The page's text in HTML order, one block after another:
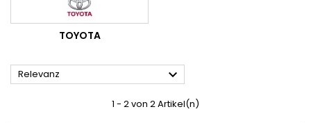
TOYOTA
Relevanz 
1 - 2 von 2 Artikel(n)